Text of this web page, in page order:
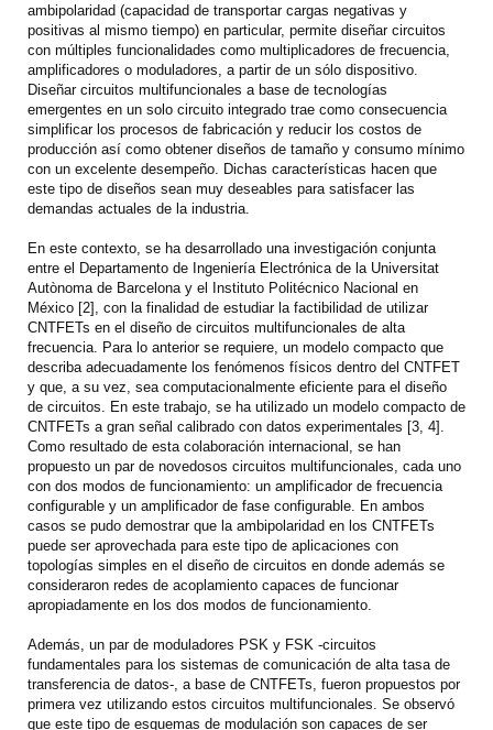
ambipolaridad (capacidad de transportar cargas negativas y
positivas al mismo tiempo) en particular, permite diseñar circuitos
con múltiples funcionalidades como multiplicadores de frecuencia,
amplificadores o moduladores, a partir de un sólo dispositivo.
Diseñar circuitos multifuncionales a base de tecnologías
emergentes en un solo circuito integrado trae como consecuencia
simplificar los procesos de fabricación y reducir los costos de
producción así como obtener diseños de tamaño y consumo mínimo
con un excelente desempeño. Dichas características hacen que
este tipo de diseños sean muy deseables para satisfacer las
demandas actuales de la industria.
En este contexto, se ha desarrollado una investigación conjunta
entre el Departamento de Ingeniería Electrónica de la Universitat
Autònoma de Barcelona y el Instituto Politécnico Nacional en
México [2], con la finalidad de estudiar la factibilidad de utilizar
CNTFETs en el diseño de circuitos multifuncionales de alta
frecuencia. Para lo anterior se requiere, un modelo compacto que
describa adecuadamente los fenómenos físicos dentro del CNTFET
y que, a su vez, sea computacionalmente eficiente para el diseño
de circuitos. En este trabajo, se ha utilizado un modelo compacto de
CNTFETs a gran señal calibrado con datos experimentales [3, 4].
Como resultado de esta colaboración internacional, se han
propuesto un par de novedosos circuitos multifuncionales, cada uno
con dos modos de funcionamiento: un amplificador de frecuencia
configurable y un amplificador de fase configurable. En ambos
casos se pudo demostrar que la ambipolaridad en los CNTFETs
puede ser aprovechada para este tipo de aplicaciones con
topologías simples en el diseño de circuitos en donde además se
consideraron redes de acoplamiento capaces de funcionar
apropiadamente en los dos modos de funcionamiento.
Además, un par de moduladores PSK y FSK -circuitos
fundamentales para los sistemas de comunicación de alta tasa de
transferencia de datos-, a base de CNTFETs, fueron propuestos por
primera vez utilizando estos circuitos multifuncionales. Se observó
que este tipo de esquemas de modulación son capaces de ser